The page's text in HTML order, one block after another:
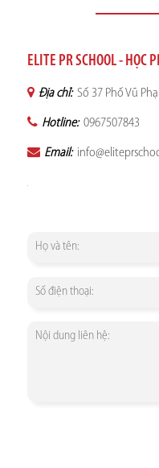
ELITE PR SCHOOL - HỌC
Địa chỉ: Số 37 Phố Vũ
Hotline: 0967507843
Email: